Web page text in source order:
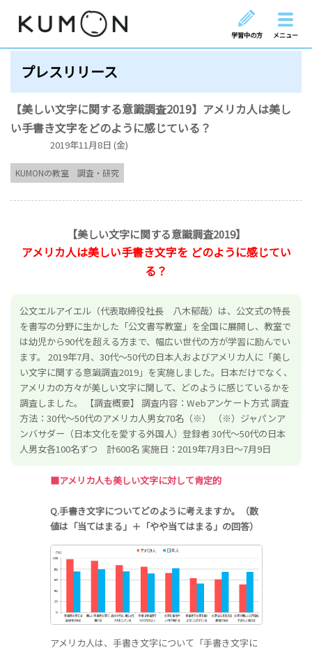
学習中の方 メニュー
プレスリリース
【美しい文字に関する意識調査2019】アメリカ人は美し
い手書き文字をどのように感じている？
2019年11月8日 (金)
KUMONの教室 調査・研究
【美しい文字に関する意識調査2019】
アメリカ人は美しい手書き文字を どのように感じてい
る？
公文エルアイエル（代表取締役社長 八木郁哉）は、公文式の特長
を書写の分野に生かした「公文書写教室」を全国に展開し、教室で
は幼児から90代を超える方まで、幅広い世代の方が学習に励んでい
ます。 2019年7月、30代～50代の日本人およびアメリカ人に「美し
い文字に関する意識調査2019」を実施しました。日本だけでなく、
アメリカの方々が美しい文字に関して、どのように感じているかを
調査しました。
【調査概要】 調査内容：Webアンケート方式調査
方法：30代～50代のアメリカ人男女70名（※）
（※）ジャパンア
ンバサダー（日本文化を愛する外国人）登録者30代～50代の日本
人男女各100名ずつ 計600名 実施日：2019年7月3日～7月9日
■アメリカ人も美しい文字に対して肯定的
Q.手書き文字についてどのように考えますか。（数
値は「当てはまる」＋「やや当てはまる」の回答）
アメリカ人は、手書き文字について「手書き文字に